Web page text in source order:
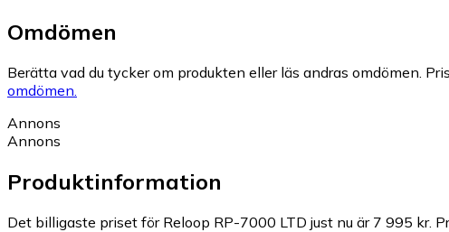
Omdömen
Berätta vad du tycker om produkten eller läs andras omdömen.
omdömen.
Annons
Annons
Produktinformation
Det billigaste priset för Reloop RP-7000 LTD just nu är 7 995 kr.